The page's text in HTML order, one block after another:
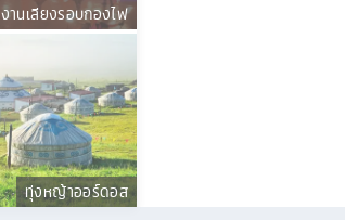
งานเลียงรอบกองไฟ
ทุ่งหญ้าออร์ดอส